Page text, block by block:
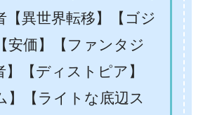
【異世界転移】【ゴジ
安価】【ファンタジ
】【ディストピア】
】【ライトな底辺ス